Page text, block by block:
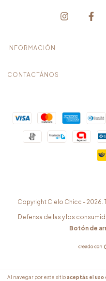
Al navegar por este sitioaceptás el uso
INFORMACIÓN
CONTACTÁNOS
Copyright Cielo Chicc - 2026.
Defensa de las y los
Botón de